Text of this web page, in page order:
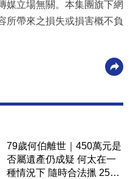
媒立場無關。本集團旗下網
所帶來之損失或損害概不負
79歲何伯離世｜450萬元是
否屬遺產仍成疑 何太在一
種情況下 隨時合法擸 250